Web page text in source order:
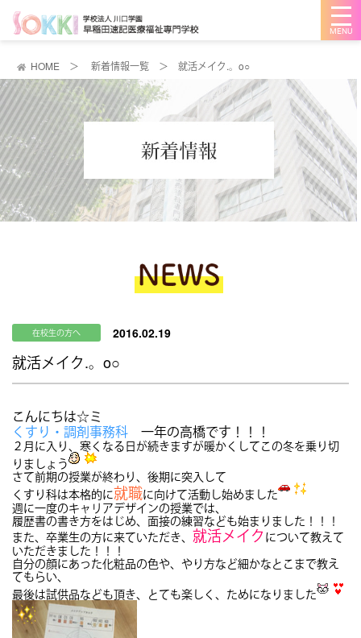
メ
ニ
ュ
ー
HOME ＞ 新着情報一覧 ＞ 就活メイク.。o○
在校生の方へ 2016.02.19
就活メイク.。o○
こんにちは☆ミ
くすり・調剤事務科 一年の高橋です！！！
２月に入り、寒くなる日が続きますが暖かくしてこの冬を乗り切
りましょう
さて前期の授業が終わり、後期に突入して
くすり科は本格的に就職に向けて活動し始めました
週に一度のキャリアデザインの授業では、
履歴書の書き方をはじめ、面接の練習なども始まりました！！！
また、卒業生の方に来ていただき、 就活メイク について教えて
いただきました！！！
自分の顔にあった化粧品の色や、やり方など細かなとこまで教え
てもらい、
最後は試供品なども頂き、とても楽しく、ためになりました